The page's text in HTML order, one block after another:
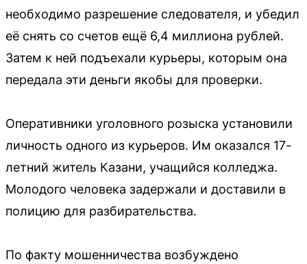
необходимо разрешение следователя, и убедил
её снять со счетов ещё 6,4 миллиона рублей.
Затем к ней подъехали курьеры, которым она
передала эти деньги якобы для проверки.
Оперативники уголовного розыска установили
личность одного из курьеров. Им оказался 17-
летний житель Казани, учащийся колледжа.
Молодого человека задержали и доставили в
полицию для разбирательства.
По факту мошенничества возбуждено